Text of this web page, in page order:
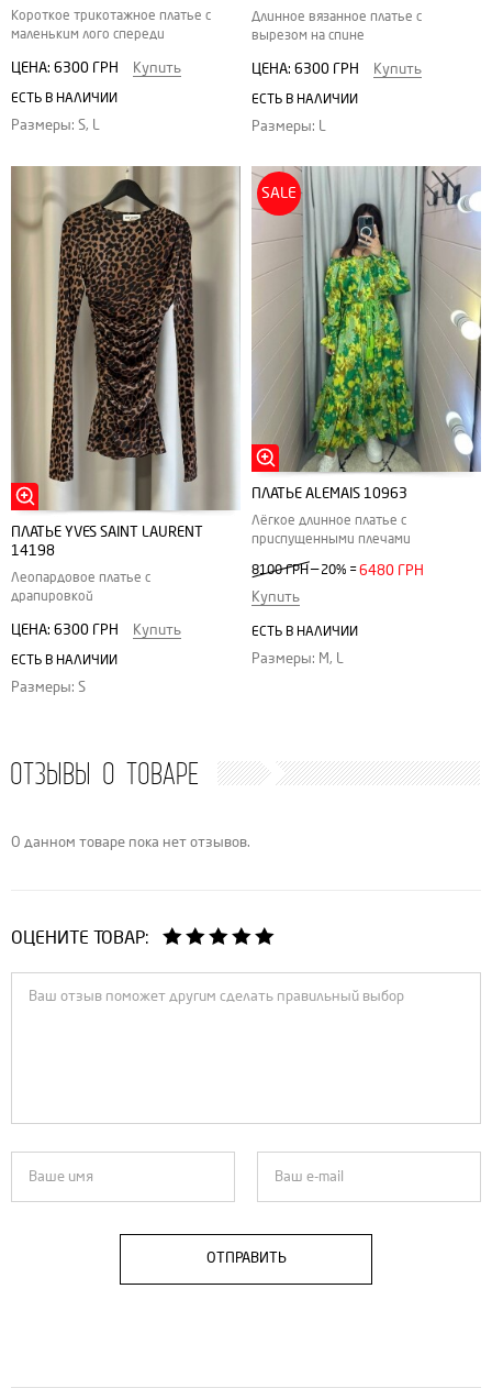
Короткое трикотажное платье с
маленьким лого спереди
ЦЕНА: 6300 ГРН Купить
ЕСТЬ В НАЛИЧИИ
Размеры: S, L
Длинное вязанное платье с
вырезом на спине
ЦЕНА: 6300 ГРН Купить
ЕСТЬ В НАЛИЧИИ
Размеры: L
ПЛАТЬЕ YVES SAINT LAURENT
14198
Леопардовое платье с
драпировкой
ЦЕНА: 6300 ГРН Купить
ЕСТЬ В НАЛИЧИИ
Размеры: S
SALE
ПЛАТЬЕ ALEMAIS 10963
Лёгкое длинное платье с
приспущенными плечами
8100 ГРН — 20% =6480 ГРН
Купить
ЕСТЬ В НАЛИЧИИ
Размеры: M, L
ОТЗЫВЫ О ТОВАРЕ
О данном товаре пока нет отзывов.
ОЦЕНИТЕ ТОВАР:
ОТПРАВИТЬ